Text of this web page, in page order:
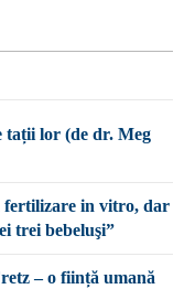
tații lor (de dr. Meg
fertilizare in vitro, dar
trei bebeluşi”
– o ființă umană